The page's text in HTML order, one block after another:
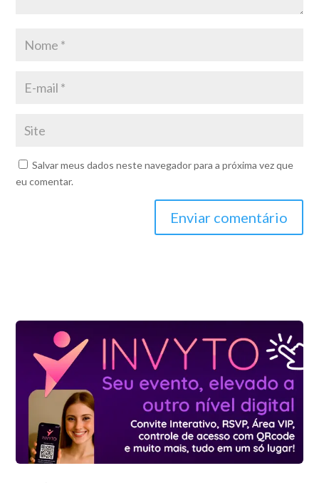
Salvar meus dados neste navegador para a próxima vez que
eu comentar.
Enviar comentário